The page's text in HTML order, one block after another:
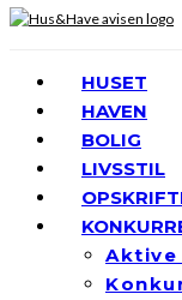
HUSET
HAVEN
BOLIG
LIVSSTIL
Aktive